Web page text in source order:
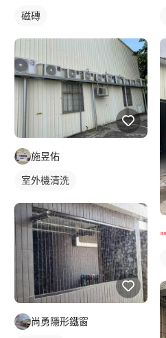
磁磚
施昱佑
室外機清洗
尚勇隱形鐵窗